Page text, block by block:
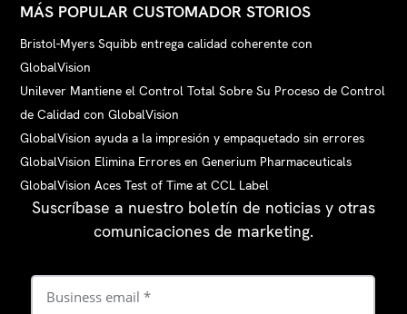
MÁS POPULAR CUSTOMADOR STORIOS
Bristol-Myers Squibb entrega calidad coherente con
GlobalVision
Unilever Mantiene el Control Total Sobre Su Proceso de Control
de Calidad con GlobalVision
GlobalVision ayuda a la impresión y empaquetado sin errores
GlobalVision Elimina Errores en Generium Pharmaceuticals
GlobalVision Aces Test of Time at CCL Label
Suscríbase a nuestro boletín de noticias y otras
comunicaciones de marketing.